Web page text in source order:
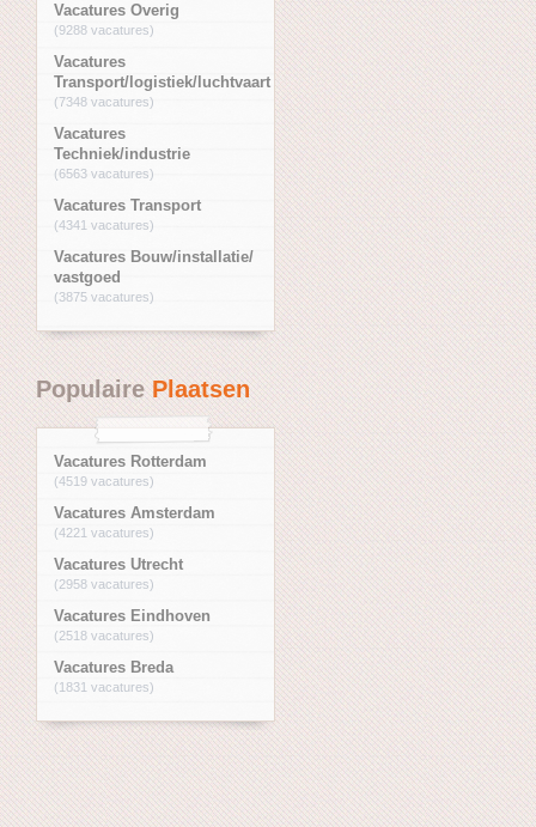
Vacatures Overig
(9288 vacatures)
Vacatures
Transport/logistiek/luchtvaart
(7348 vacatures)
Vacatures
Techniek/industrie
(6563 vacatures)
Vacatures Transport
(4341 vacatures)
Vacatures Bouw/installatie/
vastgoed
(3875 vacatures)
PopulairePlaatsen
Vacatures Rotterdam
(4519 vacatures)
Vacatures Amsterdam
(4221 vacatures)
Vacatures Utrecht
(2958 vacatures)
Vacatures Eindhoven
(2518 vacatures)
Vacatures Breda
(1831 vacatures)